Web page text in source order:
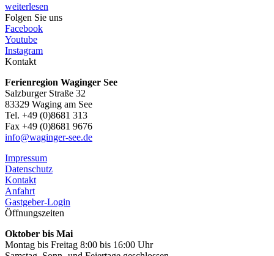
weiterlesen
Folgen Sie uns
Facebook
Youtube
Instagram
Kontakt
Ferienregion Waginger See
Salzburger Straße 32
83329 Waging am See
Tel. +49 (0)8681 313
Fax +49 (0)8681 9676
info@waginger-see.de
Impressum
Datenschutz
Kontakt
Anfahrt
Gastgeber-Login
Öffnungszeiten
Oktober bis Mai
Montag bis Freitag 8:00 bis 16:00 Uhr